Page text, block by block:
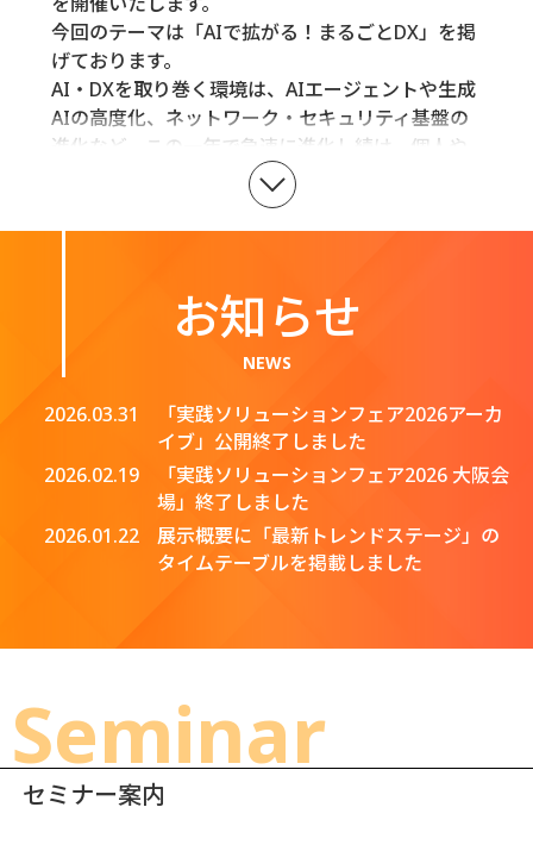
今回のテーマは「AIで拡がる！まるごとDX」を掲
げております。
AI・DXを取り巻く環境は、AIエージェントや生成
AIの高度化、ネットワーク・セキュリティ基盤の
進化など、この一年で急速に進化し続け、個人や
組織から企業全体にまで変革をもたらしていま
こうした変化の中でも、私たちの“オフィスまるご
い、お客様と共に成長を続けています。
本フェアでは、こうしたIT業界の大きな潮流を踏
まえた上で、大手企業だけではなく、中堅・中小
企業のお客様にもすぐに実践いただけるよう「ま
るごとDX」として各種ソリューションを展示、セ
ミナーでご紹介いたします。
また、経営課題解決や組織変革をテーマとした特
別セミナーも開催し、
皆さまの未来を切り拓く新たな価値創造の一助と
なる情報をお届けいたします。
令和7年12月吉日
お知らせ
NEWS
2026.03.31
「実践ソリューションフェア2026アーカ
イブ」公開終了しました
2026.02.19
「実践ソリューションフェア2026 大阪会
場」終了しました
2026.01.22
展示概要に「最新トレンドステージ」の
タイムテーブルを掲載しました
Seminar
セミナー案内